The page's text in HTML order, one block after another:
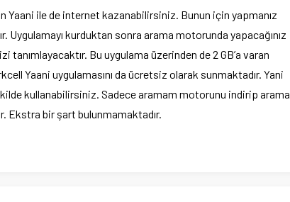
Yaani ile de internet kazanabilirsiniz. Bunun için yapmanız
Uygulamayı kurduktan sonra arama motorunda yapacağınız
Bu uygulama üzerinden de 2 GB’a varan
Yaani uygulamasını da ücretsiz olarak sunmaktadır. Yani
kullanabilirsiniz. Sadece aramam motorunu indirip arama
Ekstra bir şart bulunmamaktadır.